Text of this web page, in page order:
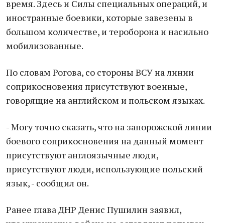
время. Здесь и Силы специальных операций, и
иностранные боевики, которые завезены в
большом количестве, и тероборона и насильно
мобилизованные.
По словам Рогова, со стороны ВСУ на линии
соприкосновения присутствуют военные,
говорящие на английском и польском языках.
- Могу точно сказать, что на запорожской линии
боевого соприкосновения на данный момент
присутствуют англоязычные люди,
присутствуют люди, использующие польский
язык, - сообщил он.
Ранее глава ДНР Денис Пушилин заявил,